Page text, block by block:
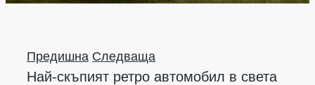
Предишна Следваща
Най-скъпият ретро автомобил в света